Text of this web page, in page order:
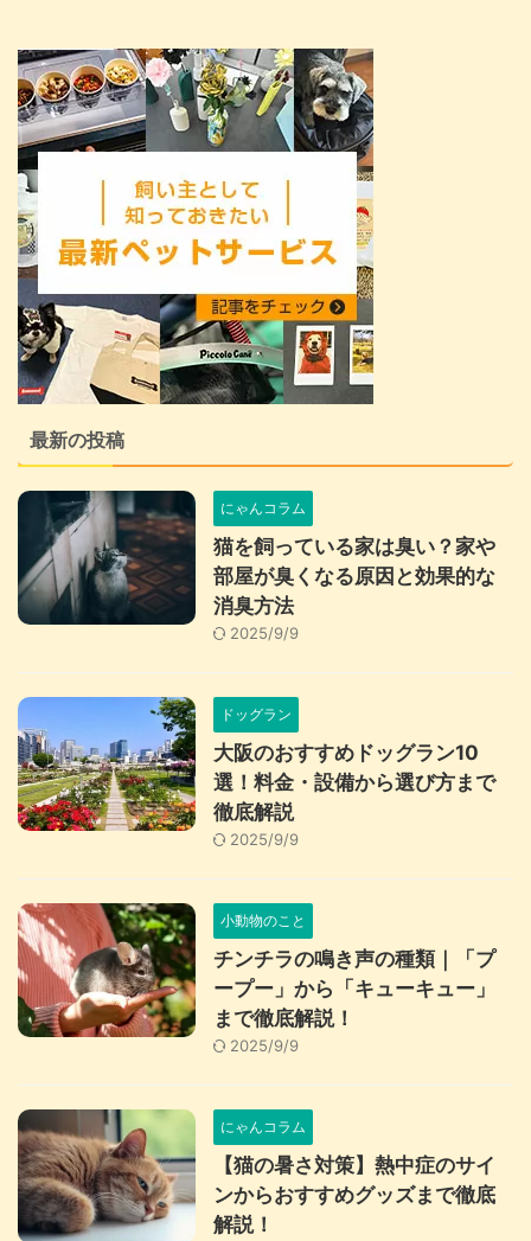
最新の投稿
にゃんコラム
猫を飼っている家は臭い？家や
部屋が臭くなる原因と効果的な
消臭方法
2025/9/9
ドッグラン
大阪のおすすめドッグラン10
選！料金・設備から選び方まで
徹底解説
2025/9/9
小動物のこと
チンチラの鳴き声の種類｜「プ
ープー」から「キューキュー」
まで徹底解説！
2025/9/9
にゃんコラム
【猫の暑さ対策】熱中症のサイ
ンからおすすめグッズまで徹底
解説！